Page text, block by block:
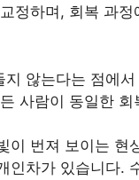
정하며, 회복 과
않는다는 점에
사람이 동일한
이 번져 보이는
인차가 있습니다.